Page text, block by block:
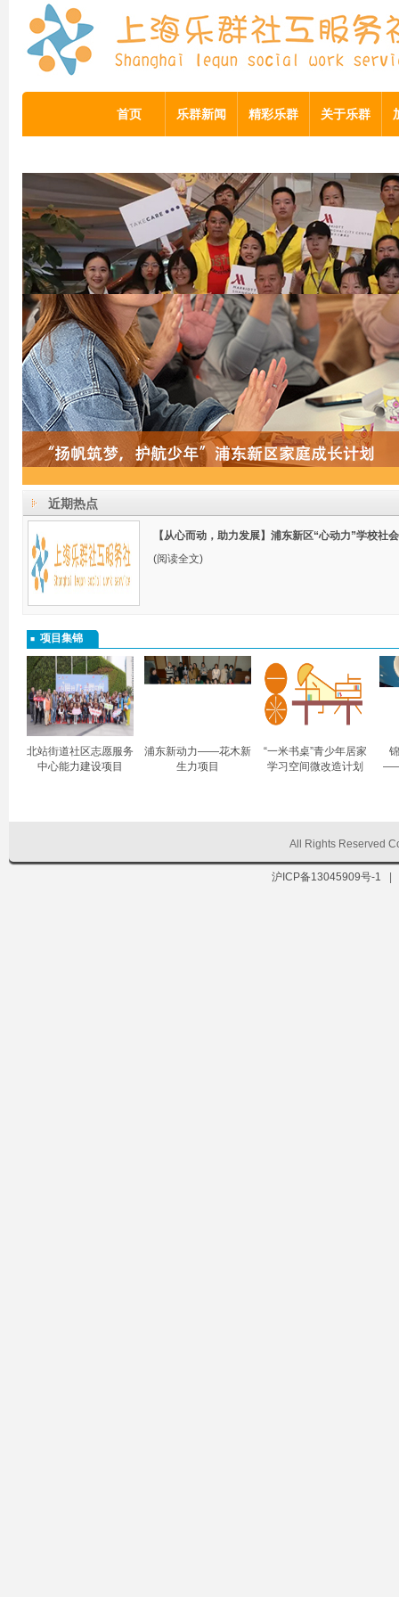
首页 乐群新闻 精彩乐群 关于乐群
近期热点
【从心而动，助力发展】浦东新区“心动力”学校社
(阅读全文)
项目集锦
北站街道社区志愿服务
中心能力建设项目
浦东新动力——花木新
生力项目
“一米书桌”青少年居家
学习空间微改造计划
All Rights Reserved
沪ICP备13045909号-1